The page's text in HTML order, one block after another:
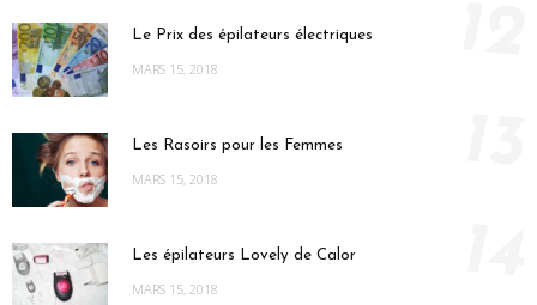
Le Prix des épilateurs électriques
MARS 15, 2018
Les Rasoirs pour les Femmes
MARS 15, 2018
Les épilateurs Lovely de Calor
MARS 15, 2018